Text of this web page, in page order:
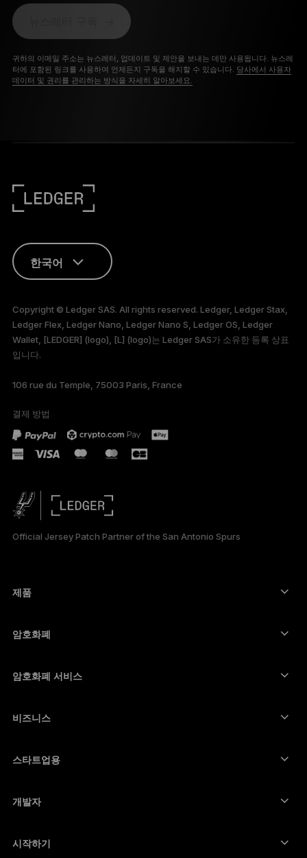
귀하의 이메일 주소는 뉴스레터, 업데이트 및 제안을 보내는 데만 사용됩니다. 뉴스레
터에 포함된 링크를 사용하여 언제든지 구독을 해지할 수 있습니다. 당사에서 사용자
데이터 및 권리를 관리하는 방식을 자세히 알아보세요.
한국어
FRANÇAIS
TÜRKÇE
DEUTSCH
PORTUGUÊS
ESPAÑOL
简体中文
Copyright © Ledger SAS. All rights reserved. Ledger, Ledger Stax,
Ledger Flex, Ledger Nano, Ledger Nano S, Ledger OS, Ledger
Wallet, [LEDGER] (logo), [L] (logo)는 Ledger SAS가 소유한 등록 상표
입니다.
106 rue du Temple, 75003 Paris, France
결제 방법
Official Jersey Patch Partner of the San Antonio Spurs
제품
하드웨어 지갑
Ledger Stax
Ledger Nano Classics
번들
모든 제품
암호화폐
이더리움 지갑
카르다노 지갑
모네로 지갑
모든 자산 보기
암호화폐 서비스
암호화폐 구매
암호화폐 스왑
비즈니스
스타트업용
개발자
시작하기